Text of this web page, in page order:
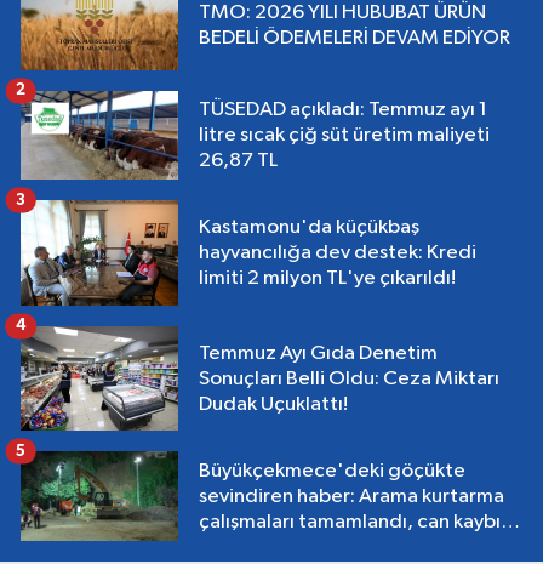
TMO: 2026 YILI HUBUBAT ÜRÜN
BEDELİ ÖDEMELERİ DEVAM EDİYOR
TÜSEDAD açıkladı: Temmuz ayı 1
litre sıcak çiğ süt üretim maliyeti
26,87 TL
2
Kastamonu'da küçükbaş
hayvancılığa dev destek: Kredi
limiti 2 milyon TL'ye çıkarıldı!
3
Temmuz Ayı Gıda Denetim
Sonuçları Belli Oldu: Ceza Miktarı
Dudak Uçuklattı!
4
Büyükçekmece'deki göçükte
sevindiren haber: Arama kurtarma
çalışmaları tamamlandı, can kaybı
5